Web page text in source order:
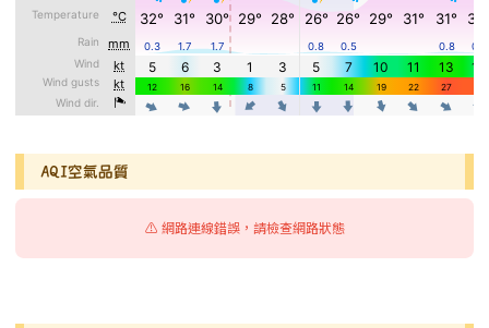
AQI空氣品質
⚠️ 網路連線錯誤，請檢查網路狀態